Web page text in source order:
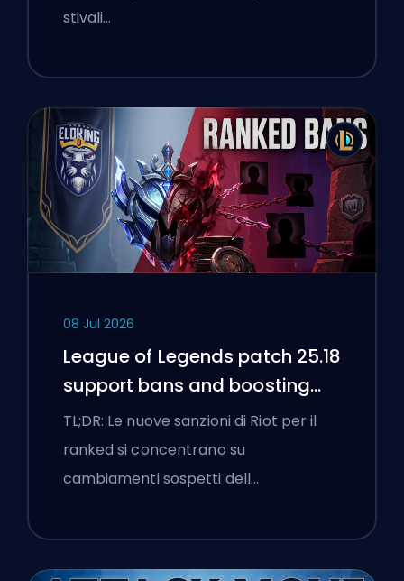
stivali…
08 Jul 2026
League of Legends patch 25.18
support bans and boosting
flags
TL;DR: Le nuove sanzioni di Riot per il
ranked si concentrano su
cambiamenti sospetti dell…